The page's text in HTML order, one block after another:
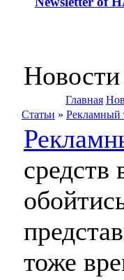
Главная
Статьи » Рекламный
тоже